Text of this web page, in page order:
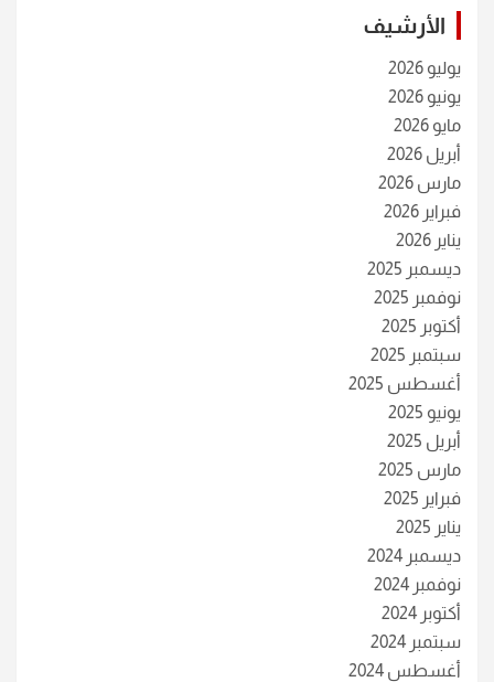
الأرشيف
يوليو 2026
يونيو 2026
مايو 2026
أبريل 2026
مارس 2026
فبراير 2026
يناير 2026
ديسمبر 2025
نوفمبر 2025
أكتوبر 2025
سبتمبر 2025
أغسطس 2025
يونيو 2025
أبريل 2025
مارس 2025
فبراير 2025
يناير 2025
ديسمبر 2024
نوفمبر 2024
أكتوبر 2024
سبتمبر 2024
أغسطس 2024